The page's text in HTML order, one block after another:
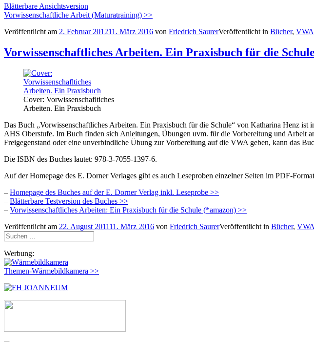
Blätterbare Ansichtsversion
Vorwissenschaftliche Arbeit (Maturatraining) >>
Veröffentlicht am 2. Februar 201211. März 2016 von Friedrich SaurerVeröffentlicht in Bücher,
Vorwissenschaftliches Arbeiten. Ein Praxisbuch für die Schule
Cover: Vorwissenschafltiches
Arbeiten. Ein Praxisbuch
Das Buch „Vorwissenschaftliches Arbeiten. Ein Praxisbuch für die Schule“ von Katharina Henz
AHS Oberstufe. Im Buch finden sich Anleitungen, Übungen uvm. für die Vorbereitung und Arbeit
Freigegenstand oder eine unverbindliche Übung zur Vorbereitung auf die VWA geben, kann das
Die ISBN des Buches lautet: 978-3-7055-1397-6.
Auf der Homepage des E. Dorner Verlages gibt es auch Leseproben einzelner Seiten im PDF-
– Homepage des Buches auf der E. Dorner Verlag inkl. Leseprobe >>
– Blätterbare Testversion des Buches >>
– Vorwissenschaftliches Arbeiten: Ein Praxisbuch für die Schule (*amazon) >>
Veröffentlicht am 22. August 201111. März 2016 von Friedrich SaurerVeröffentlicht in Bücher,
Suchen
nach:
Werbung:
Themen-Wärmebildkamera >>